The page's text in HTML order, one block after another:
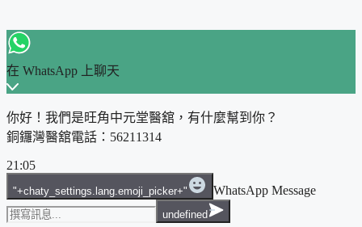
在 WhatsApp 上聊天
你好！我們是旺角中元堂醫舘，有什麼幫到你？
銅鑼灣醫舘電話：56211314
21:05
"+chaty_settings.lang.emoji_picker+" WhatsApp Message
undefined